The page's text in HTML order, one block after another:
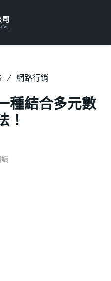
網路行銷
種結合多元數
！